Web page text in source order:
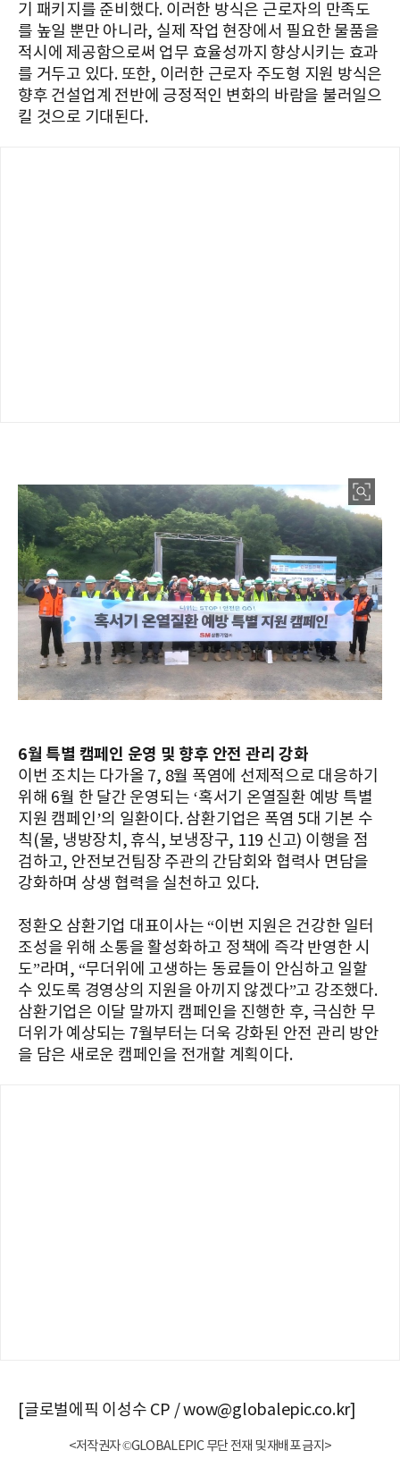
기 패키지를 준비했다. 이러한 방식은 근로자의 만족도
를 높일 뿐만 아니라, 실제 작업 현장에서 필요한 물품을
적시에 제공함으로써 업무 효율성까지 향상시키는 효과
를 거두고 있다. 또한, 이러한 근로자 주도형 지원 방식은
향후 건설업계 전반에 긍정적인 변화의 바람을 불러일으
킬 것으로 기대된다.
6월 특별 캠페인 운영 및 향후 안전 관리 강화
이번 조치는 다가올 7, 8월 폭염에 선제적으로 대응하기
위해 6월 한 달간 운영되는 ‘혹서기 온열질환 예방 특별
지원 캠페인’의 일환이다. 삼환기업은 폭염 5대 기본 수
칙(물, 냉방장치, 휴식, 보냉장구, 119 신고) 이행을 점
검하고, 안전보건팀장 주관의 간담회와 협력사 면담을
강화하며 상생 협력을 실천하고 있다.
정환오 삼환기업 대표이사는 “이번 지원은 건강한 일터
조성을 위해 소통을 활성화하고 정책에 즉각 반영한 시
도”라며, “무더위에 고생하는 동료들이 안심하고 일할
수 있도록 경영상의 지원을 아끼지 않겠다”고 강조했다.
삼환기업은 이달 말까지 캠페인을 진행한 후, 극심한 무
더위가 예상되는 7월부터는 더욱 강화된 안전 관리 방안
을 담은 새로운 캠페인을 전개할 계획이다.
[글로벌에픽 이성수 CP / wow@globalepic.co.kr]
<저작권자 ©GLOBALEPIC 무단 전재 및 재배포 금지>